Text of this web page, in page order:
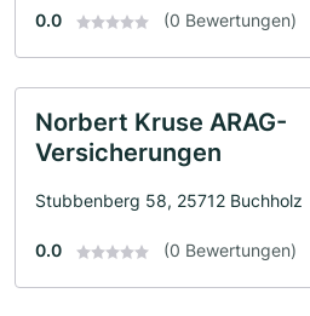
0.0 (0 Bewertungen)
Norbert Kruse ARAG-
Versicherungen
Stubbenberg 58, 25712 Buchholz
0.0 (0 Bewertungen)